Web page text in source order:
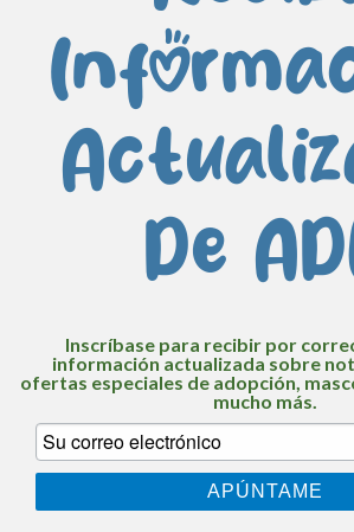
De
Inscríbase para recibir por
información actualizada sobre
ofertas especiales de adopción,
mucho más.
APÚNTAME